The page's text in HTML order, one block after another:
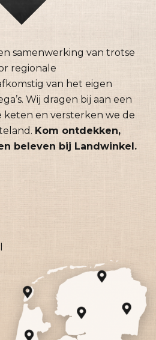
samenwerking van trotse
regionale
van het eigen
Wij dragen bij aan een
keten en versterken we de
Kom ontdekken,
beleven bij Landwinkel.